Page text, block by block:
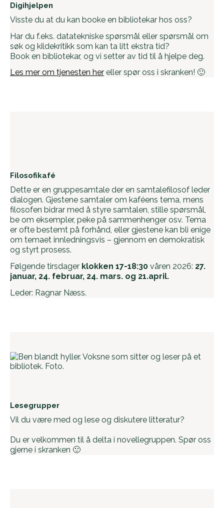
Digihjelpen
Visste du at du kan booke en bibliotekar hos oss?
Har du f.eks. datatekniske spørsmål eller spørsmål om
søk og kildekritikk som kan ta litt ekstra tid?
Book en bibliotekar, og vi setter av tid til å hjelpe deg.
Les mer om tjenesten her eller spør oss i skranken! 🙂
Filosofikafé
Dette er en gruppesamtale der en samtalefilosof leder
dialogen. Gjestene samtaler om kaféens tema, mens
filosofen bidrar med å styre samtalen, stille spørsmål,
be om eksempler, peke på sammenhenger osv. Tema
er ofte bestemt på forhånd, eller gjestene kan bli enige
om temaet innledningsvis – gjennom en demokratisk
og styrt prosess.
Følgende tirsdager klokken 17-18:30 våren 2026: 27.
januar, 24. februar, 24. mars. og 21.april.
Leder: Ragnar Næss.
Lesegrupper
Vil du være med og lese og diskutere litteratur?
Du er velkommen til å delta i novellegruppen. Spør oss
gjerne i skranken 🙂